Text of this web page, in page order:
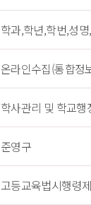
학과,학년,학번,성
온라인수집(통합정
학사관리 및 학교행
준영구
고등교육법시행령